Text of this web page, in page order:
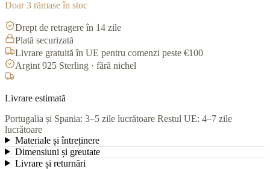
Doar 3 rămase în stoc
Drept de retragere în 14 zile
Plată securizată
Livrare gratuită în UE pentru comenzi peste €100
Argint 925 Sterling · fără nichel
Livrare estimată
Portugalia și Spania: 3–5 zile lucrătoare Restul UE: 4–7 zile
lucrătoare
Materiale și întreținere
Dimensiuni și greutate
Livrare și returnări